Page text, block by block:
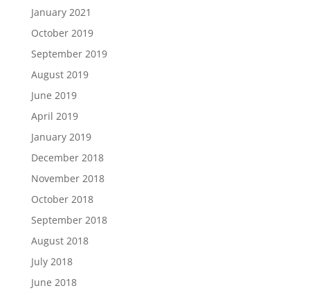
January 2021
October 2019
September 2019
August 2019
June 2019
April 2019
January 2019
December 2018
November 2018
October 2018
September 2018
August 2018
July 2018
June 2018